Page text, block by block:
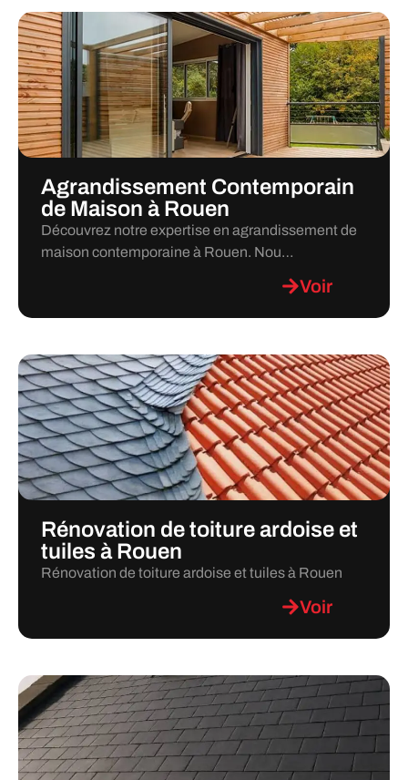
Agrandissement Contemporain
de Maison à Rouen
Découvrez notre expertise en agrandissement de
maison contemporaine à Rouen. Nou…
Voir
Rénovation de toiture ardoise et
tuiles à Rouen
Rénovation de toiture ardoise et tuiles à Rouen
Voir